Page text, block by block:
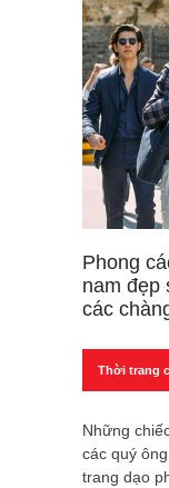
Phong
nam đẹp
các
Thời trang
Những
các quý
trang dạo